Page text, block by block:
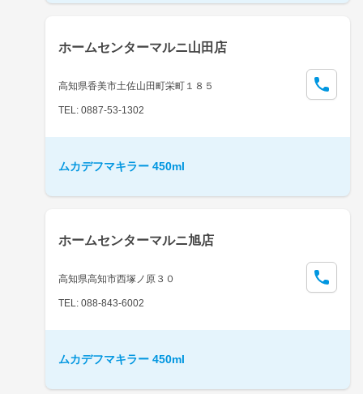
ホームセンターマルニ山田店
高知県香美市土佐山田町栄町１８５
TEL: 0887-53-1302
ムカデフマキラー 450ml
ホームセンターマルニ旭店
高知県高知市西塚ノ原３０
TEL: 088-843-6002
ムカデフマキラー 450ml